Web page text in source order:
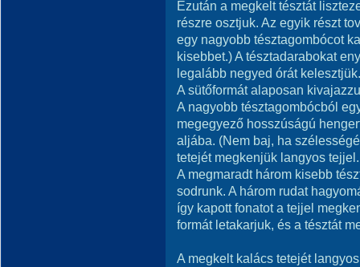
Ezután a megkelt tésztát
részre osztjuk. Az egyik részt
egy nagyobb tésztagombócot
kisebbet.) A tésztadarabokat
legalább negyed órát kelesztjük.
A sütőformát alaposan
A nagyobb tésztagombócból
megegyező hosszúságú
aljába. (Nem baj, ha
tetejét megkenjük langyos tejjel.
A megmaradt három kisebb
sodrunk. A három rudat
így kapott fonatot a tejjel
formát letakarjuk, és a tésztát
A megkelt kalács tetejét